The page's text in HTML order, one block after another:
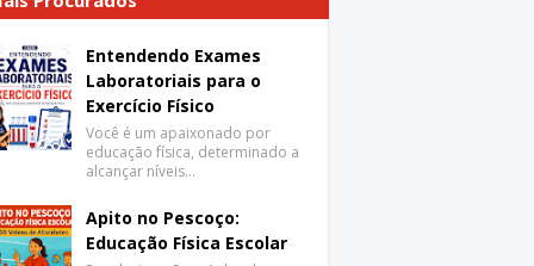
Entendendo Exames
Laboratoriais para o
Exercício Físico
Você é um apaixonado por
educação física, determinado a
alcançar níveis…
Apito no Pescoço:
Educação Física Escolar